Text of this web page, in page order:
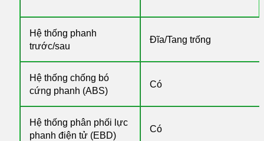
Hệ thống phanh
trước/sau
Đĩa/Tang trống
Hệ thống chống bó
cứng phanh (ABS)
Có
Hệ thống phân phối lực
phanh điện tử (EBD)
Có